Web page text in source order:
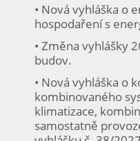
• Nová vyhláška o
hospodaření s
• Změna vyhlášky
budov.
• Nová vyhláška o
kombinovaného
klimatizace,
samostatně